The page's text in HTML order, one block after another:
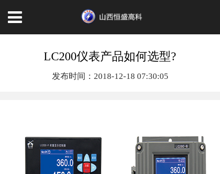
LC200仪表产品如何选型?
发布时间：2018-12-18 07:30:05